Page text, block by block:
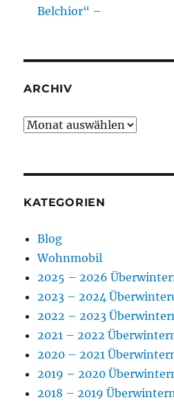
Belchior“ –
ARCHIV
Archiv
KATEGORIEN
Blog
Wohnmobil
2025 – 2026
2023 – 2024
2022 – 2023
2021 – 2022
2020 – 2021
2019 – 2020
2018 – 2019